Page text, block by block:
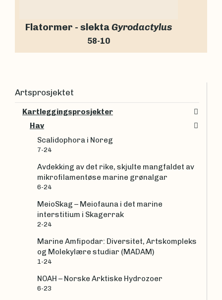
Flatormer - slektaGyrodactylus
58-10
Artsprosjektet
Kartleggingsprosjekter
Hav
Scalidophora i Noreg
7-24
Avdekking av det rike, skjulte mangfaldet av
mikrofilamentøse marine grønalgar
6-24
MeioSkag – Meiofauna i det marine
interstitium i Skagerrak
2-24
Marine Amfipodar: Diversitet, Artskompleks
og Molekylære studiar (MADAM)
1-24
NOAH – Norske Arktiske Hydrozoer
6-23